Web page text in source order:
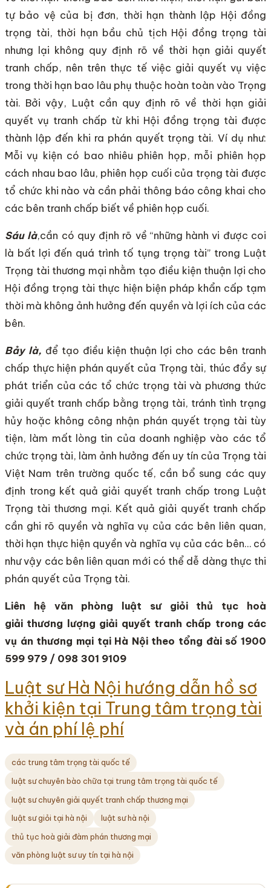
tự bảo vệ của bị đơn, thời hạn thành lập Hội đồng
trọng tài, thời hạn bầu chủ tịch Hội đồng trọng tài
nhưng lại không quy định rõ về thời hạn giải quyết
tranh chấp, nên trên thực tế việc giải quyết vụ việc
trong thời hạn bao lâu phụ thuộc hoàn toàn vào Trọng
tài. Bởi vậy, Luật cần quy định rõ về thời hạn giải
quyết vụ tranh chấp từ khi Hội đồng trọng tài được
thành lập đến khi ra phán quyết trọng tài. Ví dụ như:
Mỗi vụ kiện có bao nhiêu phiên họp, mỗi phiên họp
cách nhau bao lâu, phiên họp cuối của trọng tài được
tổ chức khi nào và cần phải thông báo công khai cho
các bên tranh chấp biết về phiên họp cuối.
Sáu là,cần có quy định rõ về “những hành vi được coi
là bất lợi đến quá trình tố tụng trọng tài” trong Luật
Trọng tài thương mại nhằm tạo điều kiện thuận lợi cho
Hội đồng trọng tài thực hiện biện pháp khẩn cấp tạm
thời mà không ảnh hưởng đến quyền và lợi ích của các
bên.
Bảy là, để tạo điều kiện thuận lợi cho các bên tranh
chấp thực hiện phán quyết của Trọng tài, thúc đẩy sự
phát triển của các tổ chức trọng tài và phương thức
giải quyết tranh chấp bằng trọng tài, tránh tình trạng
hủy hoặc không công nhận phán quyết trọng tài tùy
tiện, làm mất lòng tin của doanh nghiệp vào các tổ
chức trọng tài, làm ảnh hưởng đến uy tín của Trọng tài
Việt Nam trên trường quốc tế, cần bổ sung các quy
định trong kết quả giải quyết tranh chấp trong Luật
Trọng tài thương mại. Kết quả giải quyết tranh chấp
cần ghi rõ quyền và nghĩa vụ của các bên liên quan,
thời hạn thực hiện quyền và nghĩa vụ của các bên… có
như vậy các bên liên quan mới có thể dễ dàng thực thi
phán quyết của Trọng tài.
Liên hệ văn phòng luật sư giỏi thủ tục hoà
giải thương lượng giải quyết tranh chấp trong các
vụ án thương mại tại Hà Nội theo tổng đài số 1900
599 979 / 098 301 9109
Luật sư Hà Nội hướng dẫn hồ sơ
khởi kiện tại Trung tâm trọng tài
và án phí lệ phí
các trung tâm trọng tài quốc tế
luật sư chuyên bào chữa tại trung tâm trọng tài quốc tế
luật sư chuyên giải quyết tranh chấp thương mại
luật sư giỏi tại hà nội
luật sư hà nội
thủ tục hoà giải đàm phán thương mại
văn phòng luật sư uy tín tại hà nội